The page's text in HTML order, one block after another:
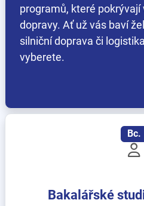
programů, které pokrývají
dopravy. Ať už vás baví
silniční doprava či
vyberete.
Bc.
Bakalářské